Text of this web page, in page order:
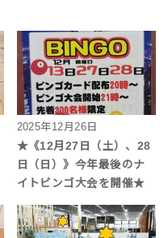
2025年12月26日
★《12月27日（土）、28
日（日）》今年最後のナ
イトビンゴ大会を開催★